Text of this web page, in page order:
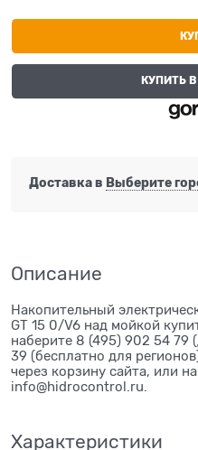
КУПИТЬ
Доставка в Выберите
Описание
Накопительный
GT 15 0/V6 над мойкой
наберите 8 (495) 902 54
39 (бесплатно для
через корзину сайта, или
info@hidrocontrol.ru.
Характеристики